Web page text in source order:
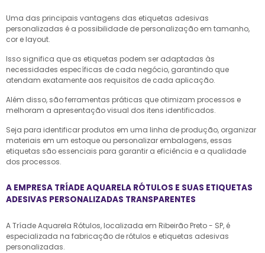
Uma das principais vantagens das etiquetas adesivas
personalizadas é a possibilidade de personalização em tamanho,
cor e layout.
Isso significa que as etiquetas podem ser adaptadas às
necessidades específicas de cada negócio, garantindo que
atendam exatamente aos requisitos de cada aplicação.
Além disso, são ferramentas práticas que otimizam processos e
melhoram a apresentação visual dos itens identificados.
Seja para identificar produtos em uma linha de produção, organizar
materiais em um estoque ou personalizar embalagens, essas
etiquetas são essenciais para garantir a eficiência e a qualidade
dos processos.
A EMPRESA TRÍADE AQUARELA RÓTULOS E SUAS ETIQUETAS
ADESIVAS PERSONALIZADAS TRANSPARENTES
A Tríade Aquarela Rótulos, localizada em Ribeirão Preto - SP, é
especializada na fabricação de rótulos e etiquetas adesivas
personalizadas.